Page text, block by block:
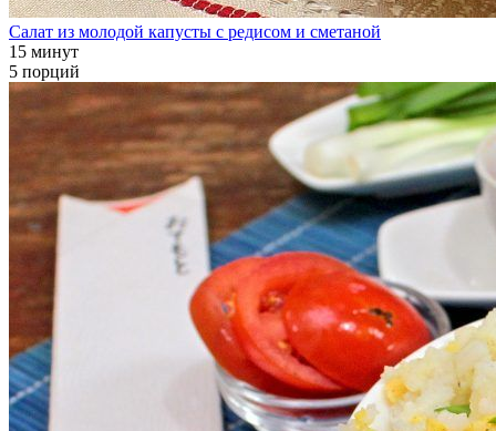
Салат из молодой капусты с редисом и сметаной
15 минут
5 порций